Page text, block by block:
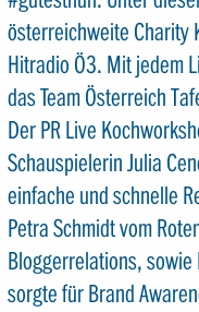
österreichweite Charity
Hitradio Ö3. Mit jedem
das Team Österreich
Der PR Live
Schauspielerin Julia
einfache und schnelle
Petra Schmidt vom
Bloggerrelations, sowie
sorgte für Brand